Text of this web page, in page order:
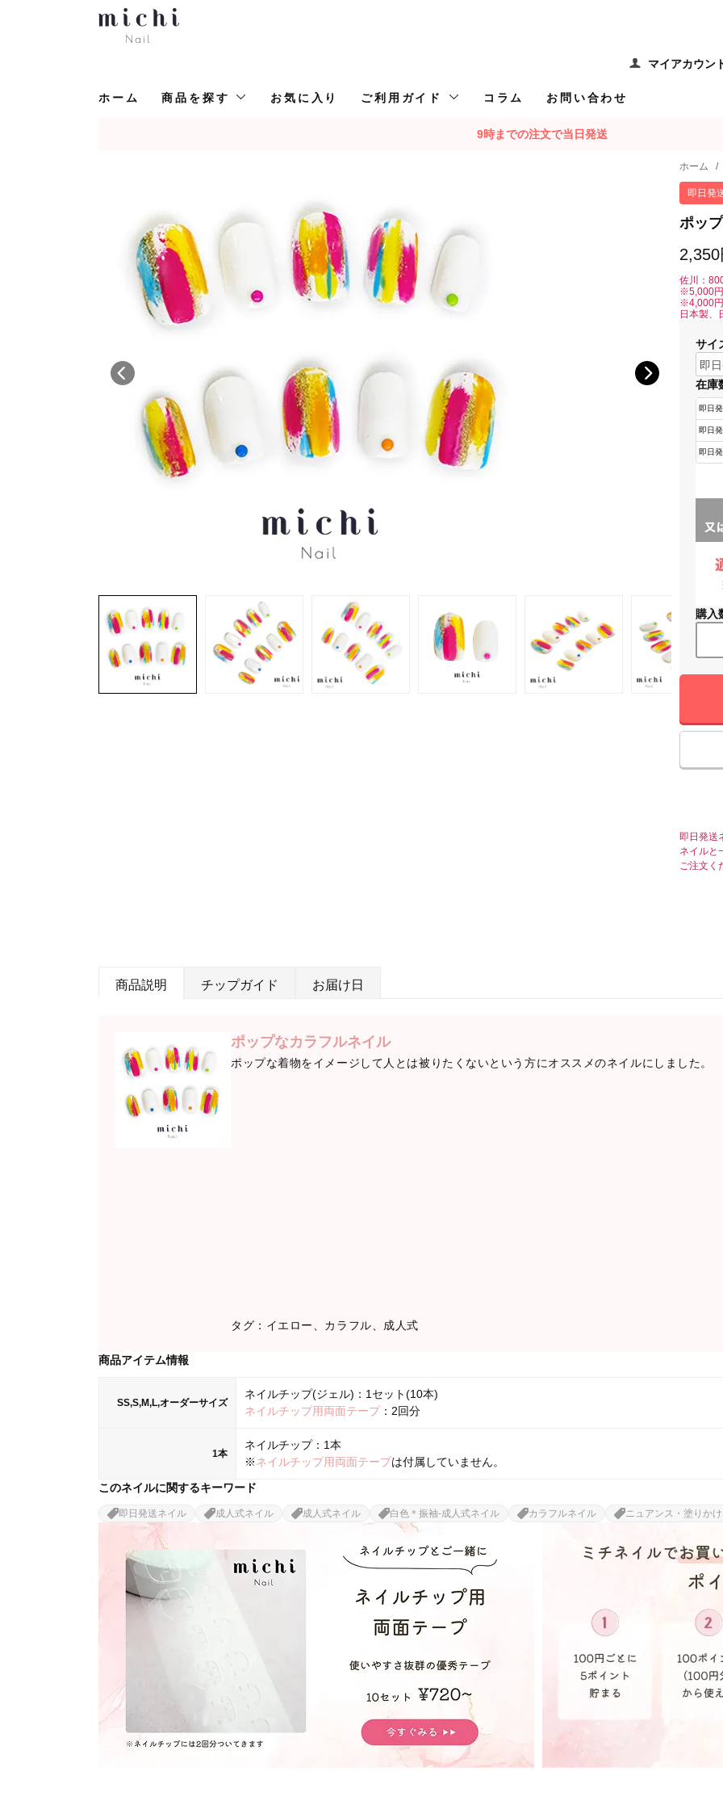
マイアカウン
ホーム 商品を探す お気に入り ご利用ガイド コラム お問い合わせ
9時までの注文で当日発送
ホーム /
即日発
ポッ
佐川：
※5,000
※4,000円
日本製、
サイ
在庫
購入
即日発送
ネイルと
ご注文く
商品説明 チップガイド お届け日
ポップなカラフルネイル
ポップな着物をイメージして人とは被りたくないという方にオススメのネイルにしました。
タグ：イエロー、カラフル、成人式
商品アイテム情報
SS,S,M,L,オーダーサイズ
ネイルチップ(ジェル)：1セット(10本)
ネイルチップ用両面テープ：2回分
1本
ネイルチップ：1本
※ネイルチップ用両面テープは付属していません。
このネイルに関するキーワード
即日発送ネイル 成人式ネイル 成人式ネイル 白色＊振袖-成人式ネイル カラフルネイル ニュアンス・塗りか